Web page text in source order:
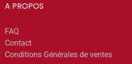
A PROPOS
FAQ
Contact
Conditions Générales de ventes